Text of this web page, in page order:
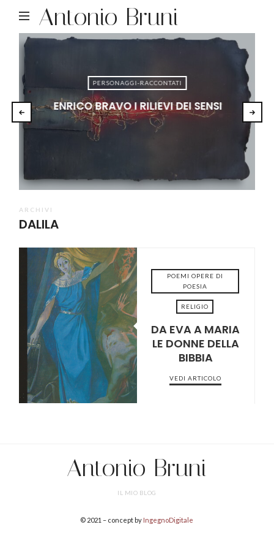
Antonio Bruni
PERSONAGGI-RACCONTATI
ENRICO BRAVO I RILIEVI DEI SENSI
ARCHIVI
DALILA
2022-04-04
POEMI OPERE DI
POESIA
RELIGIO
DA EVA A MARIA
LE DONNE DELLA
BIBBIA
VEDI ARTICOLO
Antonio Bruni
IL MIO BLOG
© 2021 – concept by IngegnoDigitale